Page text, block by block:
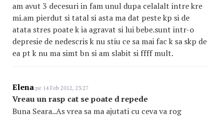
am avut 3 decesuri in fam unul dupa celalalt intre kre
mi.am pierdut si tatal si asta ma dat peste kp si de
atata stres poate k ia agravat si lui bebe.sunt intr-o
depresie de nedescris k nu stiu ce sa mai fac k sa skp de
ea pt k nu ma simt bn si am slabit si ffff mult.
Elena pe 14 Feb 2012, 23:27
Vreau un rasp cat se poate d repede
Buna Seara..As vrea sa ma ajutati cu ceva va rog